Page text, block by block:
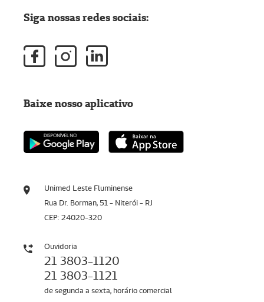
Unimed Leste Fluminense
Rua Dr. Borman, 51 - Niterói - RJ
CEP: 24020-320
Ouvidoria
21 3803-1120
21 3803-1121
de segunda a sexta, horário comercial
Siga nossas redes sociais:
Baixe nosso aplicativo